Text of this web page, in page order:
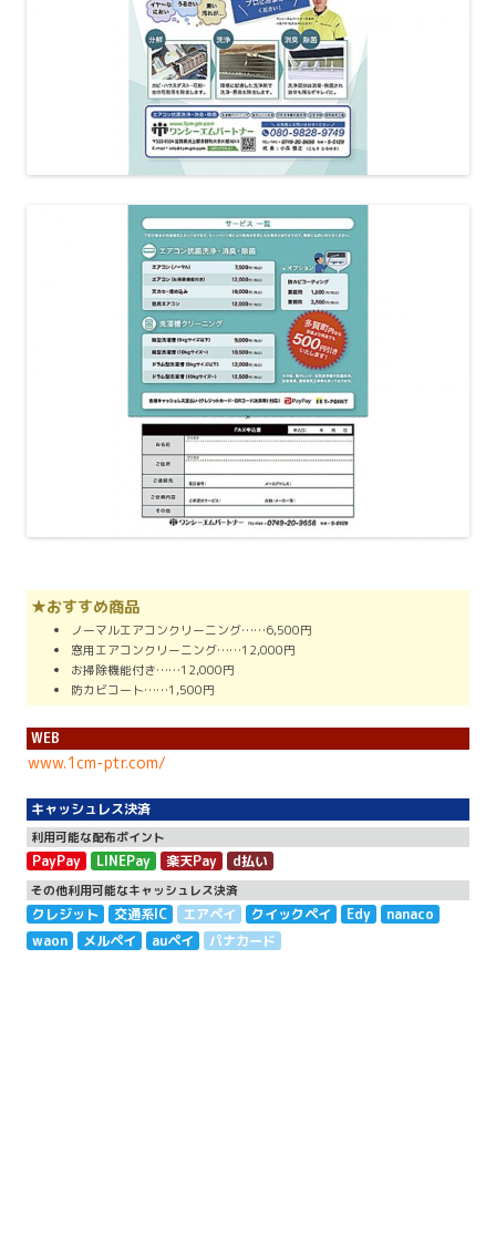
★おすすめ商品
ノーマルエアコンクリーニング……6,500円
窓用エアコンクリーニング……12,000円
お掃除機能付き……12,000円
防カビコート……1,500円
WEB
www.1cm-ptr.com/
キャッシュレス決済
利用可能な配布ポイント
PayPay LINEPay 楽天Pay d払い
その他利用可能なキャッシュレス決済
クレジット 交通系IC エアペイ クイックペイ Edy
nanaco
waon
メルペイ auペイ パナカード